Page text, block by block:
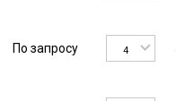
По запросу 4